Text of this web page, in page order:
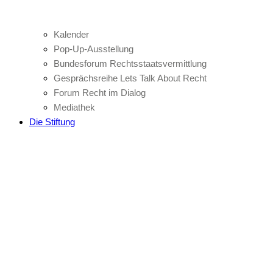
Kalender
Pop-Up-Ausstellung
Bundesforum Rechtsstaatsvermittlung
Gesprächsreihe Lets Talk About Recht
Forum Recht im Dialog
Mediathek
Die Stiftung